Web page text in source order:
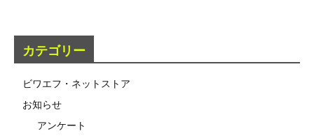
カテゴリー
ビワエフ・ネットストア
お知らせ
アンケート